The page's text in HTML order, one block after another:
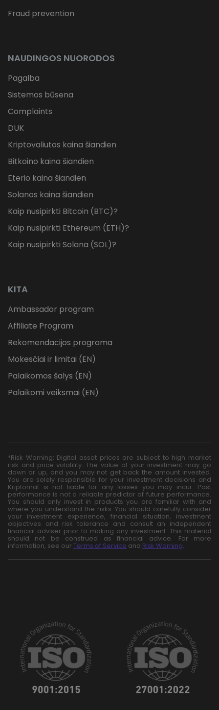
Fraud prevention
NAUDINGOS NUORODOS
Pagalba
Sistemos būsena
Complaints
DUK
Kriptovaliutos kaina šiandien
Bitkoino kaina šiandien
Eterio kaina šiandien
Solanos kaina šiandien
Kaip nusipirkti Bitcoin (BTC)?
Kaip nusipirkti Ethereum (ETH)?
Kaip nusipirkti Solana (SOL)?
KITA
Ambassador program
Affiliate Program
Rekomendacijos programa
Mokesčiai ir limitai (EN)
Palaikomos šalys (EN)
Palaikomi veiksmai (EN)
*Risk Warning: Digital asset prices are subject to high market
risk and price volatility. The value of your investment may go
down or up, and you may not get back the amount invested.
You are solely responsible for your investment decisions and
Kriptomat is not liable for any losses you may incur. Past
performance is not a reliable predictor of future performance.
You should only invest in products you are familiar with and
where you understand the risks. You should carefully consider
your investment experience, financial situation, investment
objectives and risk tolerance and consult an independent
financial adviser prior to making any investment. This material
should not be construed as financial advice. For more
information, see our Terms of Service and Risk Warning.